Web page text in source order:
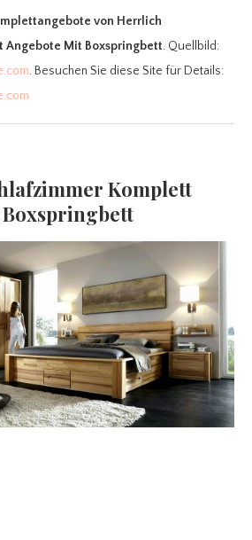
von Herrlich
Angebote Mit Boxspringbett. Quellbild:
. Besuchen Sie diese Site für Details:
Komplett